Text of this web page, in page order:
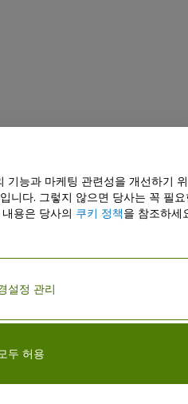
세부 정보
것으로 간주됩니다.
기능과 마케팅 관련성을 개선하기
니다. 그렇지 않으면 당사는 꼭 필요
용은 당사의 쿠키 정책을 참조하세
두 허용
설정 관리